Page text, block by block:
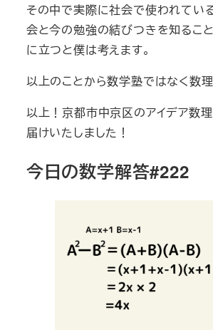
その中で実際に社会で使われてい
会と今の勉強の結びつきを知るこ
に立つと僕は考えます。
以上のことから数学塾ではなく数
以上！京都市中京区のアイデア数
届けいたしました！
今日の数学解答#222